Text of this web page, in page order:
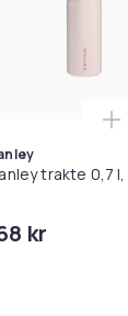
Bose QC35
trakte 0,7
kr